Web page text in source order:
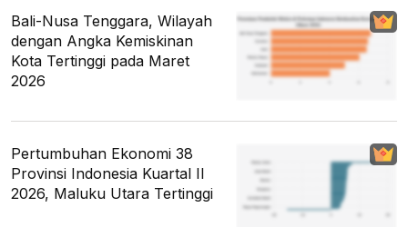
Bali-Nusa Tenggara, Wilayah
dengan Angka Kemiskinan
Kota Tertinggi pada Maret
2026
Pertumbuhan Ekonomi 38
Provinsi Indonesia Kuartal II
2026, Maluku Utara Tertinggi